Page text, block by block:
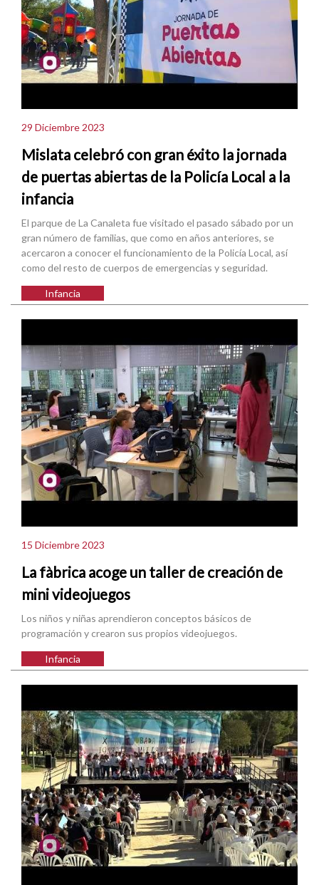
29 Diciembre 2023
Mislata celebró con gran éxito la jornada
de puertas abiertas de la Policía Local a la
infancia
El parque de La Canaleta fue visitado el pasado sábado por un
gran número de familias, que como en años anteriores, se
acercaron a conocer el funcionamiento de la Policía Local, así
como del resto de cuerpos de emergencias y seguridad.
Infancia
15 Diciembre 2023
La fàbrica acoge un taller de creación de
mini videojuegos
Los niños y niñas aprendieron conceptos básicos de
programación y crearon sus propios videojuegos.
Infancia